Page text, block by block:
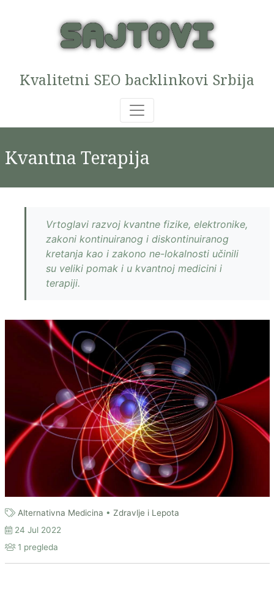
Kvalitetni SEO backlinkovi Srbija
Kvantna Terapija
Vrtoglavi razvoj kvantne fizike, elektronike,
zakoni kontinuiranog i diskontinuiranog
kretanja kao i zakono ne-lokalnosti učinili
su veliki pomak i u kvantnoj medicini i
terapiji.
Alternativna Medicina • Zdravlje i Lepota
24 Jul 2022
1 pregleda